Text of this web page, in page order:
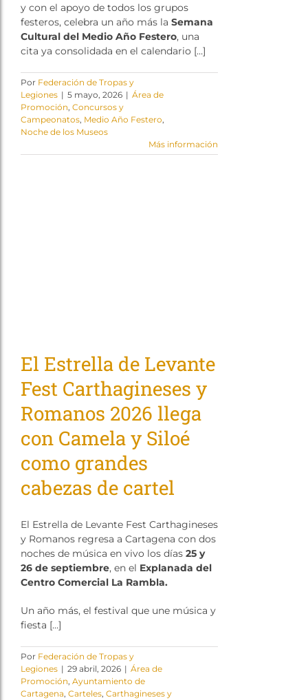
y con el apoyo de todos los grupos
festeros, celebra un año más la Semana
Cultural del Medio Año Festero, una
cita ya consolidada en el calendario […]
Por Federación de Tropas y
Legiones | 5 mayo, 2026 | Área de
Promoción Concursos y
Campeonatos Medio Año Festero
Noche de los Museos
Más información
El Estrella de Levante
Fest Carthagineses y
Romanos 2026 llega
con Camela y Siloé
como grandes
cabezas de cartel
El Estrella de Levante Fest Carthagineses
y Romanos regresa a Cartagena con dos
noches de música en vivo los días 25 y
26 de septiembre, en el Explanada del
Centro Comercial La Rambla.
Un año más, el festival que une música y
fiesta […]
Por Federación de Tropas y
Legiones | 29 abril, 2026 | Área de
Promoción, Ayuntamiento de
Cartagena, Carteles, Carthagineses y